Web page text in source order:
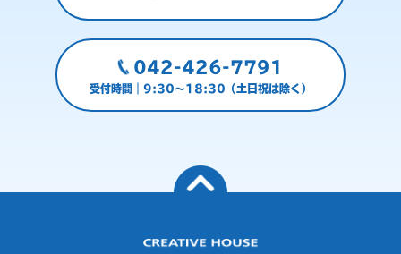
042-426-7791
受付時間｜9:30～18:30（土日祝は除く）